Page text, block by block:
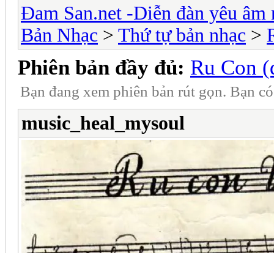
Đam San.net -Diễn đàn yêu âm
Bản Nhạc > Thứ tự bản nhạc >
Phiên bản đầy đủ: Ru Con
Bạn đang xem phiên bản rút gọn. Bạn
music_heal_mysoul